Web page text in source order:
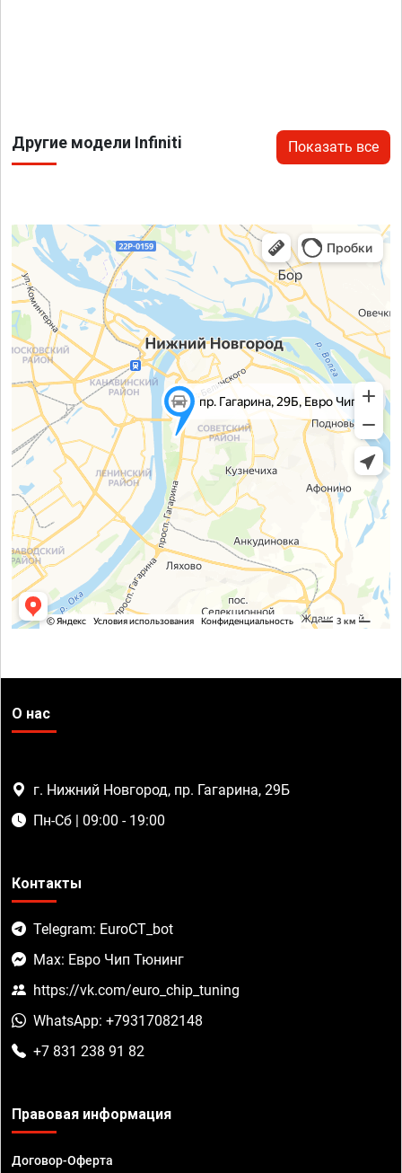
Другие модели Infiniti Показать все
О нас
г. Нижний Новгород, пр. Гагарина, 29Б
Пн-Сб | 09:00 - 19:00
Контакты
Telegram: EuroCT_bot
Max: Евро Чип Тюнинг
https://vk.com/euro_chip_tuning
WhatsApp: +79317082148
+7 831 238 91 82
Правовая информация
Договор-Оферта